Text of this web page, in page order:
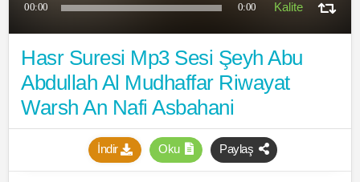
00:00 0:00
Hasr Suresi Mp3 Sesi Şeyh Abu
Abdullah Al Mudhaffar Riwayat
Warsh An Nafi Asbahani
İndir Oku Paylaş